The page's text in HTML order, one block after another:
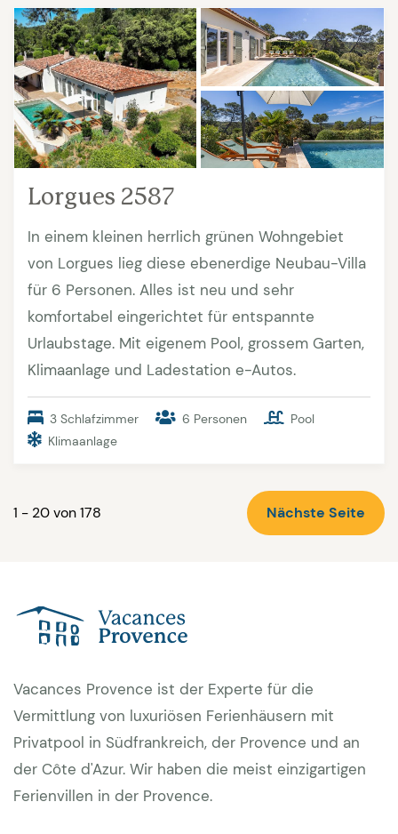
Lorgues 2587
In einem kleinen herrlich grünen Wohngebiet
von Lorgues lieg diese ebenerdige Neubau-Villa
für 6 Personen. Alles ist neu und sehr
komfortabel eingerichtet für entspannte
Urlaubstage. Mit eigenem Pool, grossem Garten,
Klimaanlage und Ladestation e-Autos.
3 Schlafzimmer 6 Personen
Pool
Klimaanlage
1 - 20 von 178 Nächste Seite
Vacances Provence ist der Experte für die
Vermittlung von luxuriösen Ferienhäusern mit
Privatpool in Südfrankreich, der Provence und an
der Côte d'Azur. Wir haben die meist einzigartigen
Ferienvillen in der Provence.